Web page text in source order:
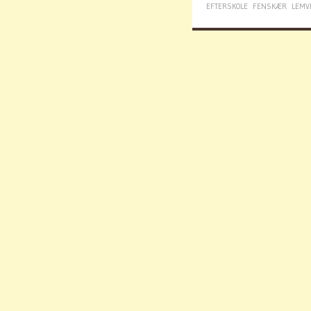
EFTERSKOLE FENSKÆR